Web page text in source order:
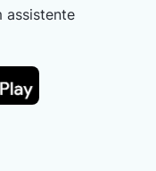
assistente